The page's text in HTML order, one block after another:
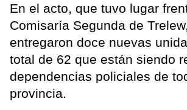
En el acto, que tuvo lugar
Comisaría Segunda de
entregaron doce nuevas
total de 62 que están siendo
dependencias policiales de
provincia.